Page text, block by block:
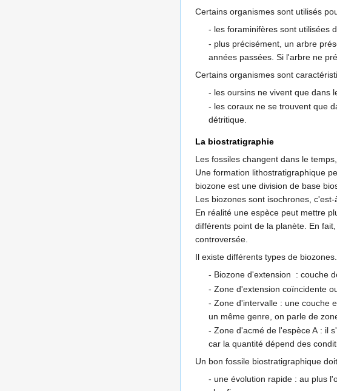
Certains organismes sont utilisés
- les foraminifères sont utilisées
- plus précisément, un arbre
années passées. Si l'arbre ne
Certains organismes sont
- les oursins ne vivent que dans
- les coraux ne se trouvent que
détritique.
La biostratigraphie
Les fossiles changent dans le
Une formation lithostratigraphique
biozone est une division de base
Les biozones sont isochrones,
En réalité une espèce peut mettre
différents point de la planète. En
controversée.
Il existe différents types de biozones.
- Biozone d'extension : couche
- Zone d'extension coïncidente
- Zone d'intervalle : une couche
un même genre, on parle de
- Zone d'acmé de l'espèce A : il
car la quantité dépend des
Un bon fossile biostratigraphique
- une évolution rapide : au plus